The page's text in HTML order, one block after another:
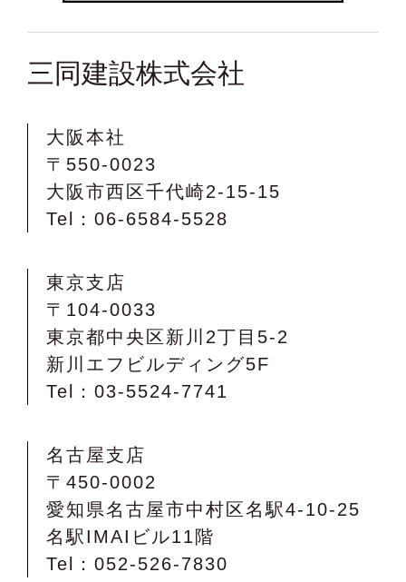
三同建設株式会社
大阪本社
〒550-0023
大阪市西区千代崎2-15-15
Tel：06-6584-5528
東京支店
〒104-0033
東京都中央区新川2丁目5-2
新川エフビルディング5F
Tel：03-5524-7741
名古屋支店
〒450-0002
愛知県名古屋市中村区名駅4-10-25
名駅IMAIビル11階
Tel：052-526-7830